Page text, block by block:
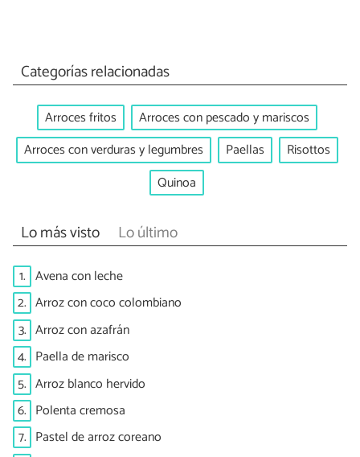
Categorías relacionadas
Arroces fritos
Arroces con pescado y mariscos
Arroces con verduras y legumbres
Paellas
Risottos
Quinoa
Lo más visto Lo último
1. Avena con leche
2. Arroz con coco colombiano
3. Arroz con azafrán
4. Paella de marisco
5. Arroz blanco hervido
6. Polenta cremosa
7. Pastel de arroz coreano